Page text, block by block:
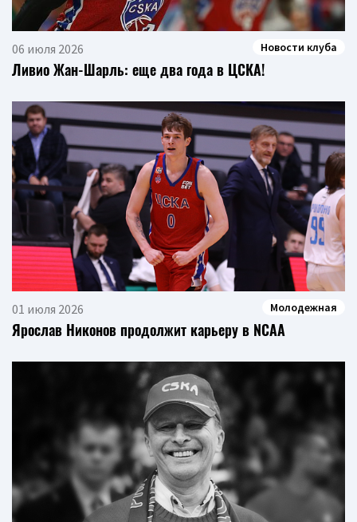
06 июля 2026 Новости клуба
Ливио Жан-Шарль: еще два года в ЦСКА!
01 июля 2026 Молодежная
Ярослав Никонов продолжит карьеру в NCAA